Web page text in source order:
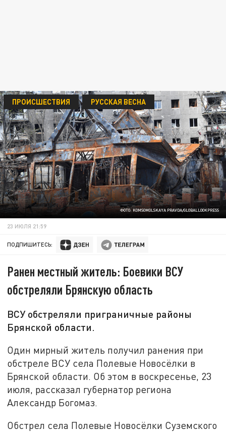
ФОТО: KOMSOMOLSKAYA PRAVDA/GLOBALLOOKPRESS
ПРОИСШЕСТВИЯ РУССКАЯ ВЕСНА
23 ИЮЛЯ 21:59
ПОДПИШИТЕСЬ:
Ранен местный житель: Боевики ВСУ
обстреляли Брянскую область
ВСУ обстреляли приграничные районы
Брянской области.
Один мирный житель получил ранения при
обстреле ВСУ села Полевые Новосёлки в
Брянской области. Об этом в воскресенье, 23
июля, рассказал губернатор региона
Александр Богомаз.
Обстрел села Полевые Новосёлки Суземского